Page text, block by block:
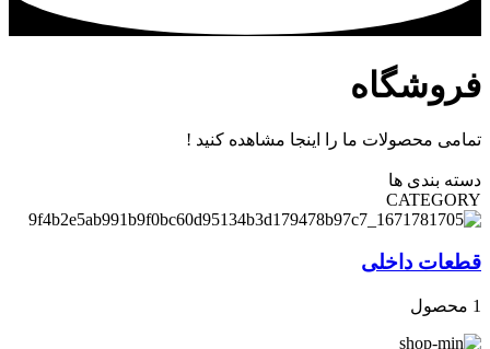
فروشگاه
تمامی محصولات ما را اینجا مشاهده کنید !
دسته بندی ها
CATEGORY
قطعات داخلی
1 محصول